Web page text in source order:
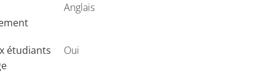
Anglais
étudiants
Oui